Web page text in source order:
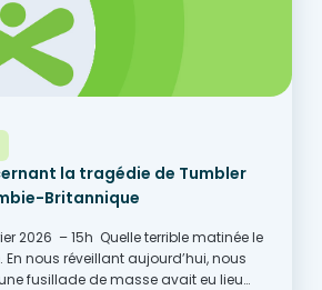
la tragédie de Tumbler
Britannique
2026 – 15h Quelle terrible matinée le
nous réveillant aujourd’hui, nous
fusillade de masse avait eu lieu